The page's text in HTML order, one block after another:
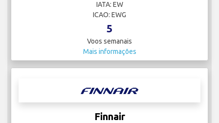
IATA: EW
ICAO: EWG
5
Voos semanais
Mais informações
Finnair